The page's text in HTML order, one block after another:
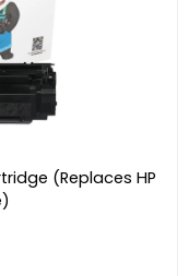
(Replaces HP